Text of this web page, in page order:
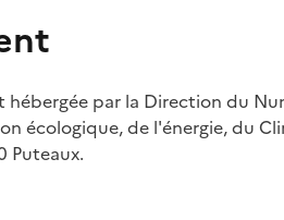
hébergée par la Direction du
écologique, de l'énergie, du
Puteaux.